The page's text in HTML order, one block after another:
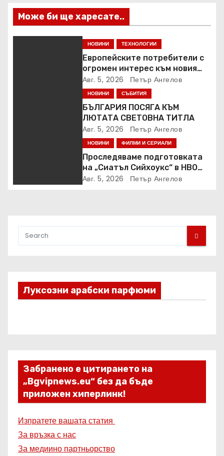
Може би ще харесате..
НОВИНИ ТЕХНОЛОГИИ
Европейските потребители с
огромен интерес към новия
Samsung Galaxy Z Fold8
Авг. 5, 2026 Петър Ангелов
НОВИНИ СЪБИТИЯ
БЪЛГАРИЯ ПОСЯГА КЪМ
ЛЮТАТА СВЕТОВНА ТИТЛА
Авг. 5, 2026 Петър Ангелов
НОВИНИ ФИЛМИ И СЕРИАЛИ
Проследяваме подготовката
на „Сиатъл Сийхоукс“ в HBO
Max
Авг. 5, 2026 Петър Ангелов
Луксозни арабски парфюми
Забранено е цитирането на
„Bgvipnews.eu“ без да бъде
приложен хиперлинк!
Изпратете вашата статия
За връзка с нас
За медиино партньорство